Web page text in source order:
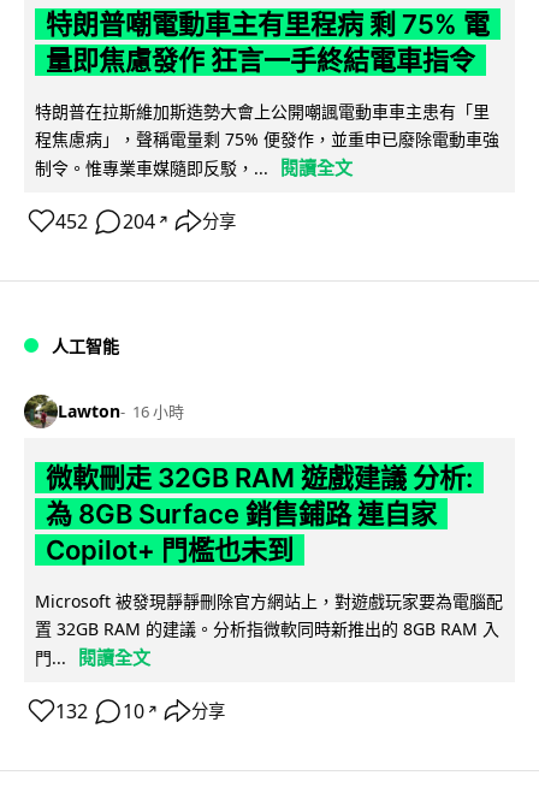
特朗普嘲電動車主有里程病 剩 75% 電
量即焦慮發作 狂言一手終結電車指令
特朗普在拉斯維加斯造勢大會上公開嘲諷電動車車主患有「里
程焦慮病」，聲稱電量剩 75% 便發作，並重申已廢除電動車強
制令。惟專業車媒隨即反駁，...
閱讀全文
452 204 ↗ 分享
人工智能
Lawton 16 小時
微軟刪走 32GB RAM 遊戲建議 分析:
為 8GB Surface 銷售鋪路 連自家
Copilot+ 門檻也未到
Microsoft 被發現靜靜刪除官方網站上，對遊戲玩家要為電腦配
置 32GB RAM 的建議。分析指微軟同時新推出的 8GB RAM 入
門...
閱讀全文
132 10 ↗ 分享